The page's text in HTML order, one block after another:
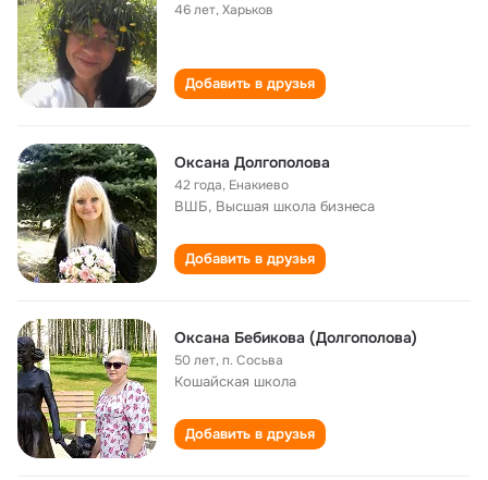
46 лет,Харьков
Добавить в друзья
Оксана Долгополова
42 года, Енакиево
ВШБ, Высшая школа бизнеса
Добавить в друзья
Оксана Бебикова (Долгополова)
50 лет,п. Сосьва
Кошайская школа
Добавить в друзья